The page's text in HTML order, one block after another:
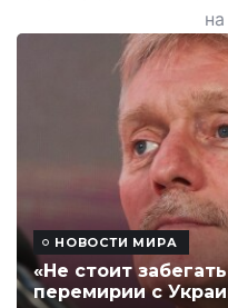
НОВОСТИ МИРА
«Не стоит
перемирии с